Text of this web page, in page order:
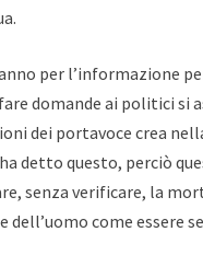
per l’informazione
domande ai politici si
dei portavoce crea
detto questo, perciò
senza verificare, la
dell’uomo come essere